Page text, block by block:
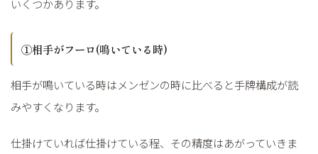
いくつかあります。
①相手がフーロ(鳴いている時)
相手が鳴いている時はメンゼンの時に比べると手牌構成が読
みやすくなります。
仕掛けていれば仕掛けている程、その精度はあがっていきま